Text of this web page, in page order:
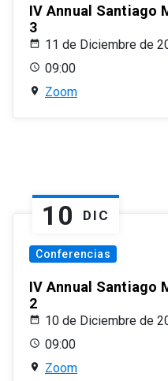
IV Annual Santiago
3
11 de Diciembre de
09:00
Zoom
10 DIC
Conferencias
IV Annual Santiago
2
10 de Diciembre de
09:00
Zoom